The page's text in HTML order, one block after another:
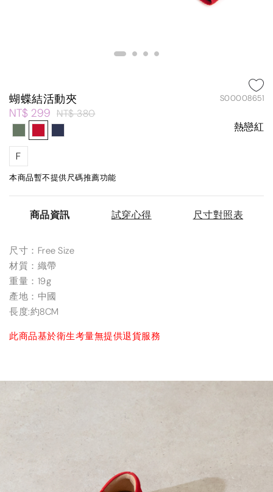
蝴蝶結活動夾 S00008651
NT$ 299 NT$ 380
熱戀紅
F
本商品暫不提供尺碼推薦功能
商品資訊 試穿心得 尺寸對照表
尺寸：Free Size
材質：織帶
重量：19g
產地：中國
長度:約8CM
此商品基於衛生考量無提供退貨服務